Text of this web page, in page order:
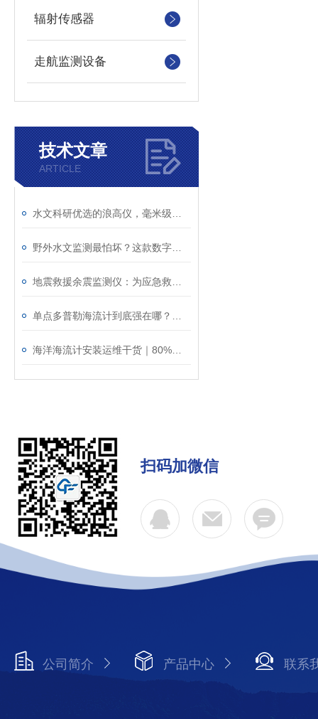
辐射传感器
走航监测设备
技术文章
ARTICLE
扫码加微信
公司简介 产品中心 联系